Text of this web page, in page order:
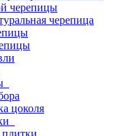
черепицы
черепица
цоколя
плитки